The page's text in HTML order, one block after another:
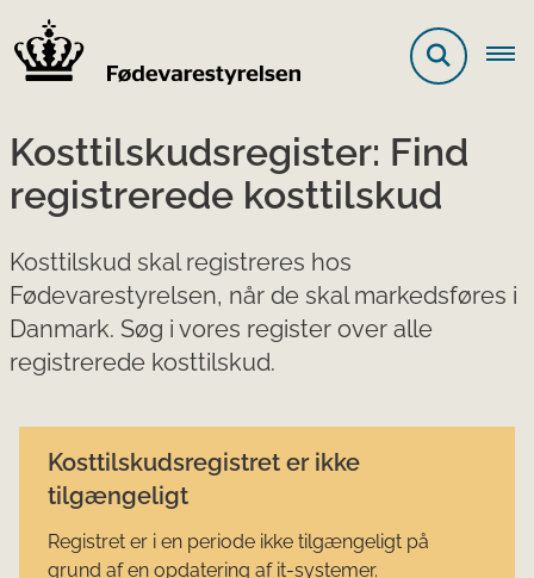
Kosttilskudsregister: Find
registrerede kosttilskud
Kosttilskud skal registreres hos
Fødevarestyrelsen, når de skal markedsføres i
Danmark. Søg i vores register over alle
registrerede kosttilskud.
Kosttilskudsregistret er ikke
tilgængeligt
Registret er i en periode ikke tilgængeligt på
grund af en opdatering af it-systemer.